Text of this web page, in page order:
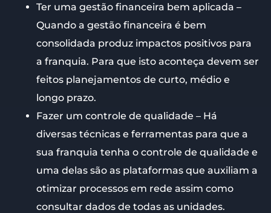
Ter uma gestão financeira bem aplicada –
Quando a gestão financeira é bem
consolidada produz impactos positivos para
a franquia. Para que isto aconteça devem ser
feitos planejamentos de curto, médio e
longo prazo.
Fazer um controle de qualidade – Há
diversas técnicas e ferramentas para que a
sua franquia tenha o controle de qualidade e
uma delas são as plataformas que auxiliam a
otimizar processos em rede assim como
consultar dados de todas as unidades.